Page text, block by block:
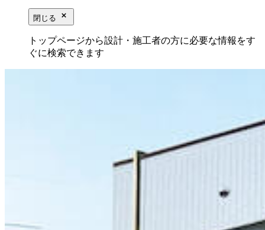
閉じる close_small
トップページから設計・施工者の方に必要な情報をす
ぐに検索できます